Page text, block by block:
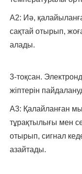
A2: Иә,
сақтай отырып,
алады.
3-тоқсан.
жіптерін
A3: Қалайланған
тұрақтылығы мен
отырып, сигнал
азайтады.